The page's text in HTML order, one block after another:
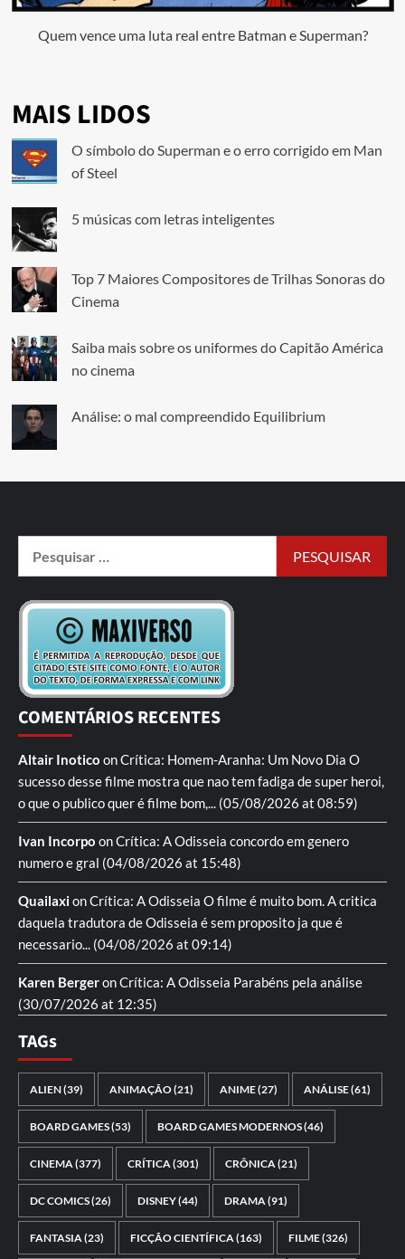
Quem vence uma luta real entre Batman e Superman?
MAIS LIDOS
O símbolo do Superman e o erro corrigido em Man
of Steel
5 músicas com letras inteligentes
Top 7 Maiores Compositores de Trilhas Sonoras do
Cinema
Saiba mais sobre os uniformes do Capitão América
no cinema
Análise: o mal compreendido Equilibrium
COMENTÁRIOS RECENTES
Altair Inotico onCrítica: Homem-Aranha: Um Novo Dia O
sucesso desse filme mostra que nao tem fadiga de super heroi,
o que o publico quer é filme bom,... (05/08/2026 at 08:59)
Ivan Incorpo onCrítica: A Odisseia concordo em genero
numero e gral (04/08/2026 at 15:48)
QuailaxionCrítica: A Odisseia O filme é muito bom. A critica
daquela tradutora de Odisseia é sem proposito ja que é
necessario... (04/08/2026 at 09:14)
Karen BergeronCrítica: A Odisseia Parabéns pela análise
(30/07/2026 at 12:35)
TAGs
ALIEN(39) ANIMAÇÃO(21) ANIME(27) ANÁLISE(61)
BOARD GAMES(53) BOARD GAMES MODERNOS(46)
CINEMA(377) CRÍTICA(301) CRÔNICA(21)
DC COMICS(26) DISNEY(44) DRAMA(91)
FANTASIA(23) FICÇÃO CIENTÍFICA(163) FILME(326)